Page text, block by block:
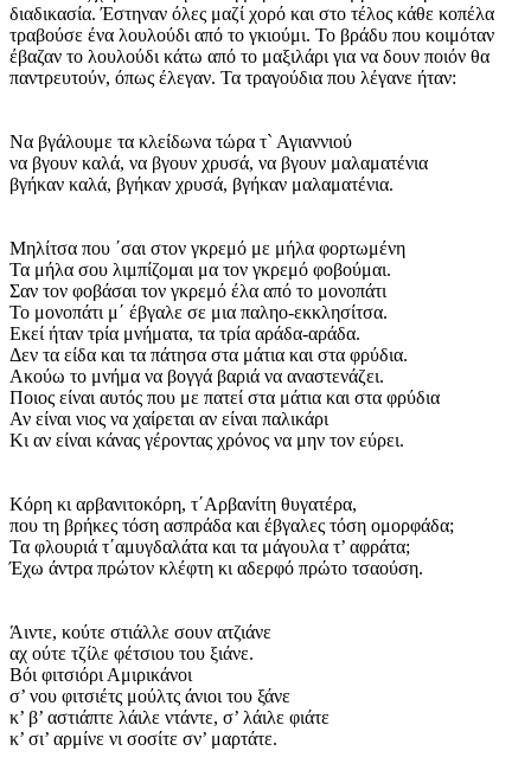
διαδικασία. Έστηναν όλες μαζί χορό και στο τέλος κάθε κοπέλα
τραβούσε ένα λουλούδι από το γκιούμι. Το βράδυ που κοιμόταν
έβαζαν το λουλούδι κάτω από το μαξιλάρι για να δουν ποιόν θα
παντρευτούν, όπως έλεγαν. Τα τραγούδια που λέγανε ήταν:
Να βγάλουμε τα κλείδωνα τώρα τ` Αγιαννιού
να βγουν καλά, να βγουν χρυσά, να βγουν μαλαματένια
βγήκαν καλά, βγήκαν χρυσά, βγήκαν μαλαματένια.
Μηλίτσα που ΄σαι στον γκρεμό με μήλα φορτωμένη
Τα μήλα σου λιμπίζομαι μα τον γκρεμό φοβούμαι.
Σαν τον φοβάσαι τον γκρεμό έλα από το μονοπάτι
Το μονοπάτι μ΄ έβγαλε σε μια παληο-εκκλησίτσα.
Εκεί ήταν τρία μνήματα, τα τρία αράδα-αράδα.
Δεν τα είδα και τα πάτησα στα μάτια και στα φρύδια.
Ακούω το μνήμα να βογγά βαριά να αναστενάζει.
Ποιος είναι αυτός που με πατεί στα μάτια και στα φρύδια
Αν είναι νιος να χαίρεται αν είναι παλικάρι
Κι αν είναι κάνας γέροντας χρόνος να μην τον εύρει.
Κόρη κι αρβανιτοκόρη, τ΄Αρβανίτη θυγατέρα,
που τη βρήκες τόση ασπράδα και έβγαλες τόση ομορφάδα;
Τα φλουριά τ΄αμυγδαλάτα και τα μάγουλα τ’ αφράτα;
Έχω άντρα πρώτον κλέφτη κι αδερφό πρώτο τσαούση.
Άιντε, κούτε στιάλλε σουν ατζιάνε
αχ ούτε τζίλε φέτσιου του ξιάνε.
Βόι φιτσιόρι Αμιρικάνοι
σ’ νου φιτσιέτς μούλτς άνιοι του ξάνε
κ’ β’ αστιάπτε λάιλε ντάντε, σ’ λάιλε φιάτε
κ’ σι’ αρμίνε νι σοσίτε σν’ μαρτάτε.